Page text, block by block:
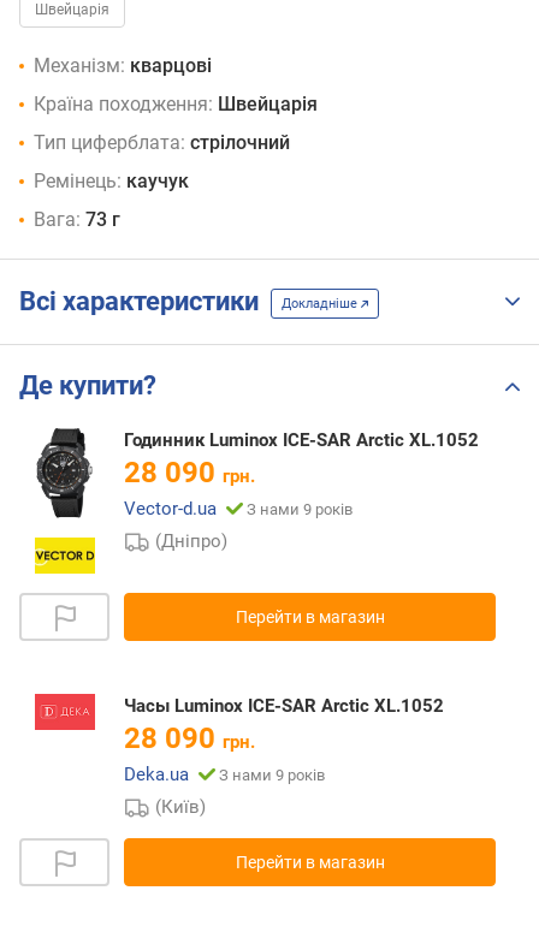
Швейцарія
Механізм: кварцові
Країна походження: Швейцарія
Тип циферблата: стрілочний
Ремінець: каучук
Вага: 73 г
Всі характеристики Докладніше
Де купити?
Годинник Luminox ICE-SAR Arctic XL.1052
28 090 грн.
Vector-d.ua
З нами 9 років
(Дніпро)
Перейти в магазин
Часы Luminox ICE-SAR Arctic XL.1052
28 090 грн.
Deka.ua
З нами 9 років
(Київ)
Перейти в магазин